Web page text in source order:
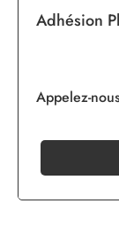
Adhésion
Appelez-